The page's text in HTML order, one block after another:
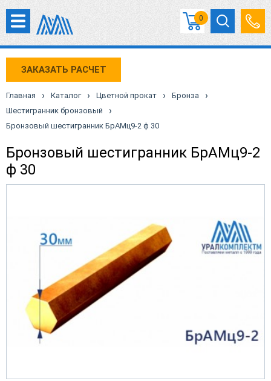
0
ЗАКАЗАТЬ РАСЧЕТ
Главная › Каталог › Цветной прокат › Бронза ›
Шестигранник бронзовый ›
Бронзовый шестигранник БрАМц9-2 ф 30
Бронзовый шестигранник БрАМц9-2
ф 30